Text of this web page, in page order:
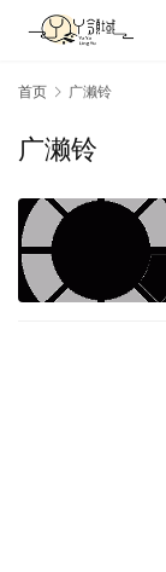
首页 广濑铃
广濑铃